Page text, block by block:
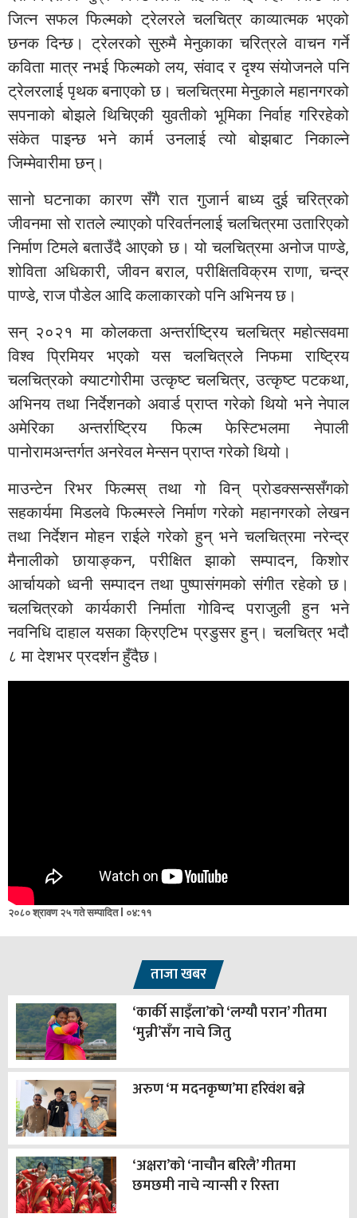
जित्न सफल फिल्मको ट्रेलरले चलचित्र काव्यात्मक भएको
छनक दिन्छ। ट्रेलरको सुरुमै मेनुकाका चरित्रले वाचन गर्ने
कविता मात्र नभई फिल्मको लय, संवाद र दृश्य संयोजनले पनि
ट्रेलरलाई पृथक बनाएको छ। चलचित्रमा मेनुकाले महानगरको
सपनाको बोझले थिचिएकी युवतीको भूमिका निर्वाह गरिरहेको
संकेत पाइन्छ भने कार्म उनलाई त्यो बोझबाट निकाल्ने
जिम्मेवारीमा छन्।
सानो घटनाका कारण सँगै रात गुजार्न बाध्य दुई चरित्रको
जीवनमा सो रातले ल्याएको परिवर्तनलाई चलचित्रमा उतारिएको
निर्माण टिमले बताउँदै आएको छ। यो चलचित्रमा अनोज पाण्डे,
शोविता अधिकारी, जीवन बराल, परीक्षितविक्रम राणा, चन्द्र
पाण्डे, राज पौडेल आदि कलाकारको पनि अभिनय छ।
सन् २०२१ मा कोलकता अन्तर्राष्ट्रिय चलचित्र महोत्सवमा
विश्व प्रिमियर भएको यस चलचित्रले निफमा राष्ट्रिय
चलचित्रको क्याटगोरीमा उत्कृष्ट चलचित्र, उत्कृष्ट पटकथा,
अभिनय तथा निर्देशनको अवार्ड प्राप्त गरेको थियो भने नेपाल
अमेरिका अन्तर्राष्ट्रिय फिल्म फेस्टिभलमा नेपाली
पानोरामअन्तर्गत अनरेवल मेन्सन प्राप्त गरेको थियो।
माउन्टेन रिभर फिल्मस् तथा गो विन् प्रोडक्सन्ससँगको
सहकार्यमा मिडलवे फिल्मस्ले निर्माण गरेको महानगरको लेखन
तथा निर्देशन मोहन राईले गरेको हुन् भने चलचित्रमा नरेन्द्र
मैनालीको छायाङ्कन, परीक्षित झाको सम्पादन, किशोर
आर्चायको ध्वनी सम्पादन तथा पुष्पासंगमको संगीत रहेको छ।
चलचित्रको कार्यकारी निर्माता गोविन्द पराजुली हुन भने
नवनिधि दाहाल यसका क्रिएटिभ प्रडुसर हुन्। चलचित्र भदौ
८ मा देशभर प्रदर्शन हुँदैछ।
२०८० श्रावण २५ गते सम्पादित l ०४:११
ताजा खबर
‘कार्की साइँला’को ‘लग्यौ परान’ गीतमा
‘मुन्नी’सँग नाचे जितु
अरुण ‘म मदनकृष्ण’मा हरिवंश बन्ने
‘अक्षरा’को ‘नाचौन बरिलै’ गीतमा
छमछमी नाचे न्यान्सी र रिस्ता